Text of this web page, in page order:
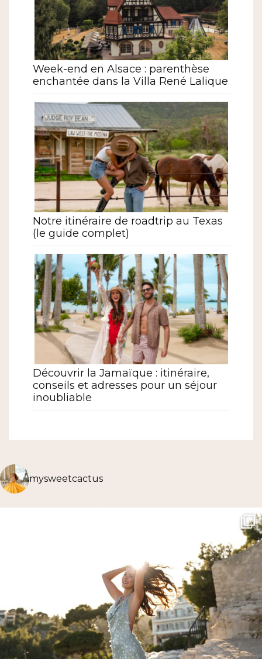
Week-end en Alsace : parenthèse
enchantée dans la Villa René Lalique
Notre itinéraire de roadtrip au Texas
(le guide complet)
Découvrir la Jamaïque : itinéraire,
conseils et adresses pour un séjour
inoubliable
mysweetcactus